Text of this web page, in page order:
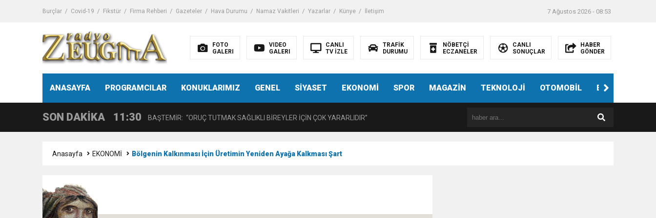
Burçlar Covid-19 Fikstür Firma Rehberi Gazeteler Hava Durumu Namaz Vakitleri Yazarlar Künye İletişim 7 Ağustos 2026 - 08:53
FOTO
GALERI
VIDEO
GALERI
CANLI
TV İZLE
TRAFİK
DURUMU
NÖBETÇİ
ECZANELER
CANLI
SONUÇLAR
HABER
GÖNDER
ANASAYFA PROGRAMCILAR KONUKLARIMIZ GENEL SİYASET EKONOMİ SPOR MAGAZİN TEKNOLOJİ OTOMOBİL EĞİTİM
SON DAKİKA
14:08 Gaziantep FK o yıldızı getiriyor
11:59 GÖĞÜS HASTALIKLARI UZMANINDAN LİSELİLERE BİLGİLENDİRME
11:30 BAŞTEMİR: “ORUÇ TUTMAK SAĞLIKLI BİREYLER İÇİN ÇOK YARARLIDIR”
Anasayfa EKONOMİ Bölgenin Kalkınması İçin Üretimin Yeniden Ayağa Kalkması Şart